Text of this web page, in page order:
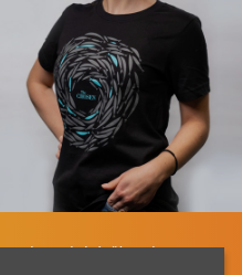
Liturgické čítania